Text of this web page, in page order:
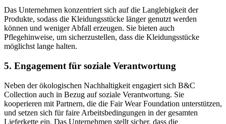
Das Unternehmen konzentriert sich auf die Langlebigkeit der
Produkte, sodass die Kleidungsstücke länger genutzt werden
können und weniger Abfall erzeugen. Sie bieten auch
Pflegehinweise, um sicherzustellen, dass die Kleidungsstücke
möglichst lange halten.
5. Engagement für soziale Verantwortung
Neben der ökologischen Nachhaltigkeit engagiert sich B&C
Collection auch in Bezug auf soziale Verantwortung. Sie
kooperieren mit Partnern, die die Fair Wear Foundation unterstützen,
und setzen sich für faire Arbeitsbedingungen in der gesamten
Lieferkette ein. Das Unternehmen stellt sicher, dass die